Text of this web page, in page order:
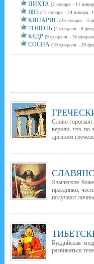
ПИХТА (2 января - 11
ВЯЗ (12 января - 24 января,
КИПАРИС (25 января - 3
ТОПОЛЬ (4 февраля - 8
КЕДР (9 февраля - 18
СОСНА (19 февраля - 28
Слово гороскоп
верили, что по
древним
Языческие
праздники,
получают
Буддийская
развиваться